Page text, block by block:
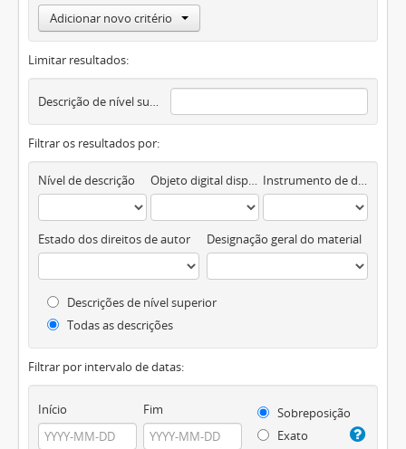
Adicionar novo critério
Limitar resultados:
Descrição de nível superior
Filtrar os resultados por:
Nível de descrição Objeto digital disponível Instrumento de descrição documental
Estado dos direitos de autor Designação geral do material
Descrições de nível superior
Todas as descrições
Filtrar por intervalo de datas:
Início Fim
Sobreposição
Exato